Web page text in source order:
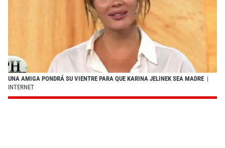
UNA AMIGA PONDRÁ SU VIENTRE PARA QUE KARINA JELINEK SEA MADRE |
INTERNET